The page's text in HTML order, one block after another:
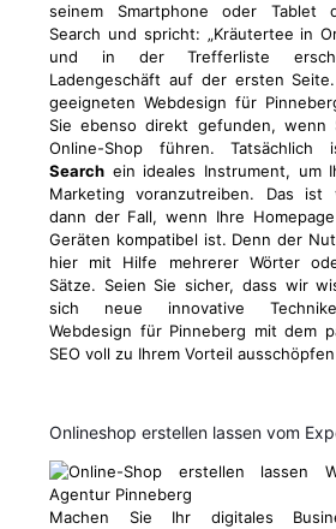
seinem Smartphone oder Tablet
Search und spricht: „Kräutertee in
und in der Trefferliste
Ladengeschäft auf der ersten
geeigneten Webdesign für
Sie ebenso direkt gefunden, wenn
Online-Shop führen. Tatsächlich
Search ein ideales Instrument, um
Marketing voranzutreiben. Das ist
dann der Fall, wenn Ihre
Geräten kompatibel ist. Denn der
hier mit Hilfe mehrerer Wörter
Sätze. Seien Sie sicher, dass wir
sich neue innovative
Webdesign für Pinneberg mit dem
SEO voll zu Ihrem Vorteil
Onlineshop erstellen lassen vom
Machen Sie Ihr digitales